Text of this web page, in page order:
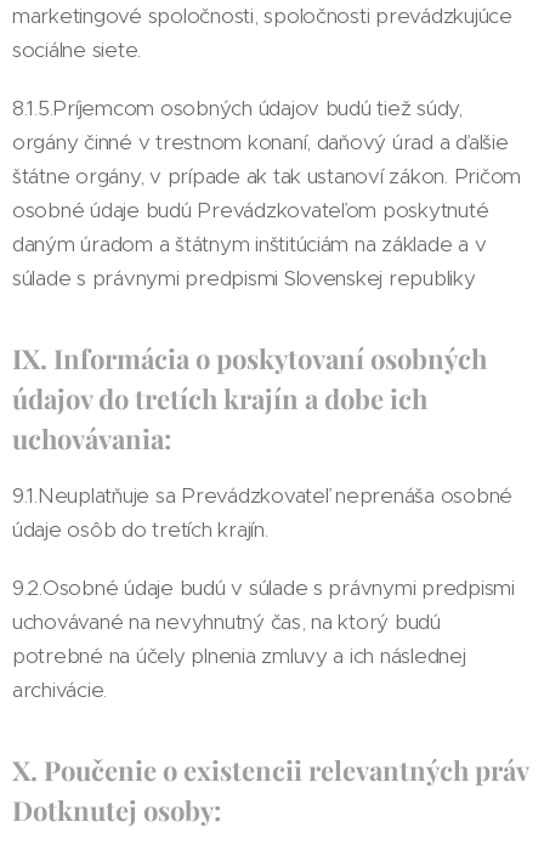
marketingové spoločnosti, spoločnosti prevádzkujúce
sociálne siete.
8.1.5.Príjemcom osobných údajov budú tiež súdy,
orgány činné v trestnom konaní, daňový úrad a ďalšie
štátne orgány, v prípade ak tak ustanoví zákon. Pričom
osobné údaje budú Prevádzkovateľom poskytnuté
daným úradom a štátnym inštitúciám na základe a v
súlade s právnymi predpismi Slovenskej republiky
IX. Informácia o poskytovaní osobných
údajov do tretích krajín a dobe ich
uchovávania:
9.1.Neuplatňuje sa Prevádzkovateľ neprenáša osobné
údaje osôb do tretích krajín.
9.2.Osobné údaje budú v súlade s právnymi predpismi
uchovávané na nevyhnutný čas, na ktorý budú
potrebné na účely plnenia zmluvy a ich následnej
archivácie.
X. Poučenie o existencii relevantných práv
Dotknutej osoby: